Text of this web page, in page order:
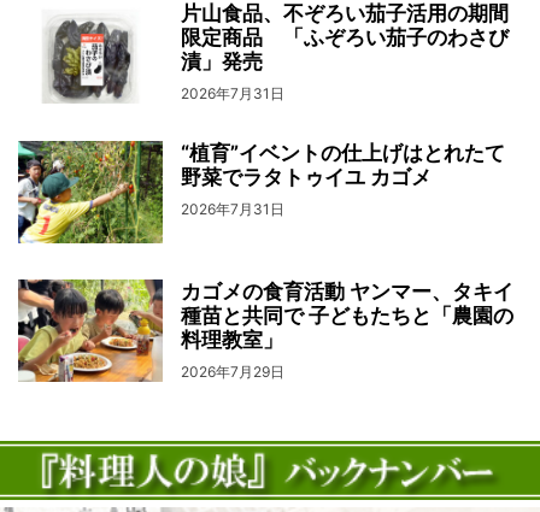
片山食品、不ぞろい茄子活用の期間
限定商品 「ふぞろい茄子のわさび
漬」発売
2026年7月31日
“植育”イベントの仕上げはとれたて
野菜でラタトゥイユ カゴメ
2026年7月31日
カゴメの食育活動 ヤンマー、タキイ
種苗と共同で 子どもたちと「農園の
料理教室」
2026年7月29日